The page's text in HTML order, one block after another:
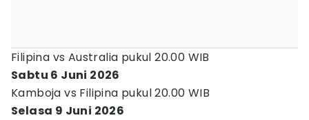
Filipina vs Australia pukul 20.00 WIB
Sabtu 6 Juni 2026
Kamboja vs Filipina pukul 20.00 WIB
Selasa 9 Juni 2026